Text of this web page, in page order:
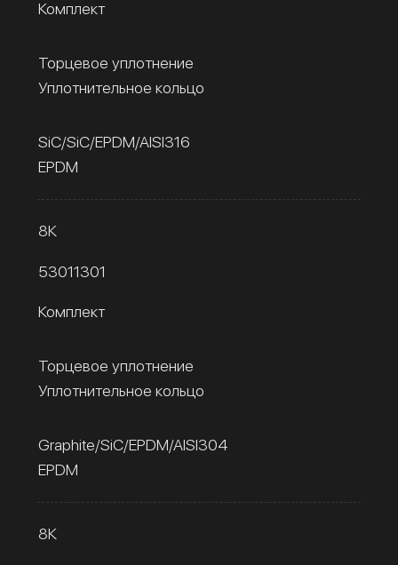
Комплект
Торцевое уплотнение
Уплотнительное кольцо
SiC/SiC/EPDM/AISI316
EPDM
8К
53011301
Комплект
Торцевое уплотнение
Уплотнительное кольцо
Graphite/SiC/EPDM/AISI304
EPDM
8К